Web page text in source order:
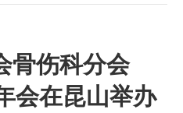
骨伤科分会
会在昆山举办